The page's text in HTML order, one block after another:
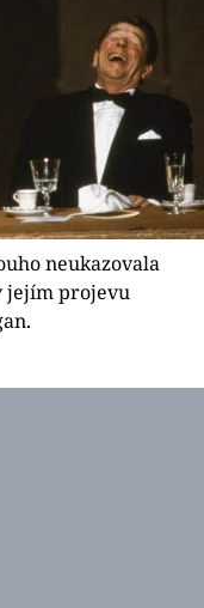
neukazovala
jejím projevu